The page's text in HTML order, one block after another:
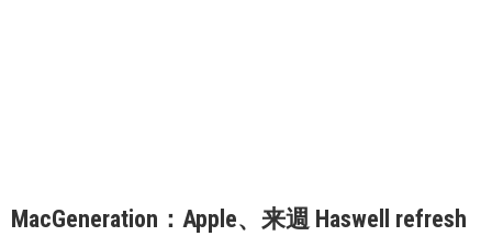
MacGeneration：Apple、来週 Haswell refresh